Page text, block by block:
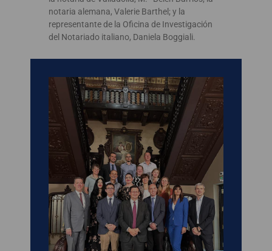
notaria alemana, Valerie Barthel; y la
representante de la Oficina de Investigación
del Notariado italiano, Daniela Boggiali.